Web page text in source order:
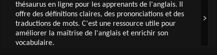
thésaurus en ligne pour les apprenants de l'anglais. Il
offre des définitions claires, des prononciations et des
traductions de mots. C'est une ressource utile pour
améliorer la maîtrise de l'anglais et enrichir son
vocabulaire.